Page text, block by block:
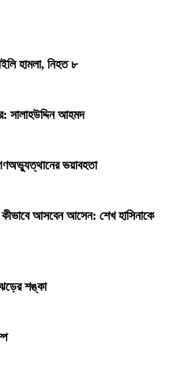
হামলা, নিহত ৮
সালাহউদ্দিন আহমদ
ভয়াবহতা
আসবেন আসেন: শেখ হাসিনাকে
শঙ্কা